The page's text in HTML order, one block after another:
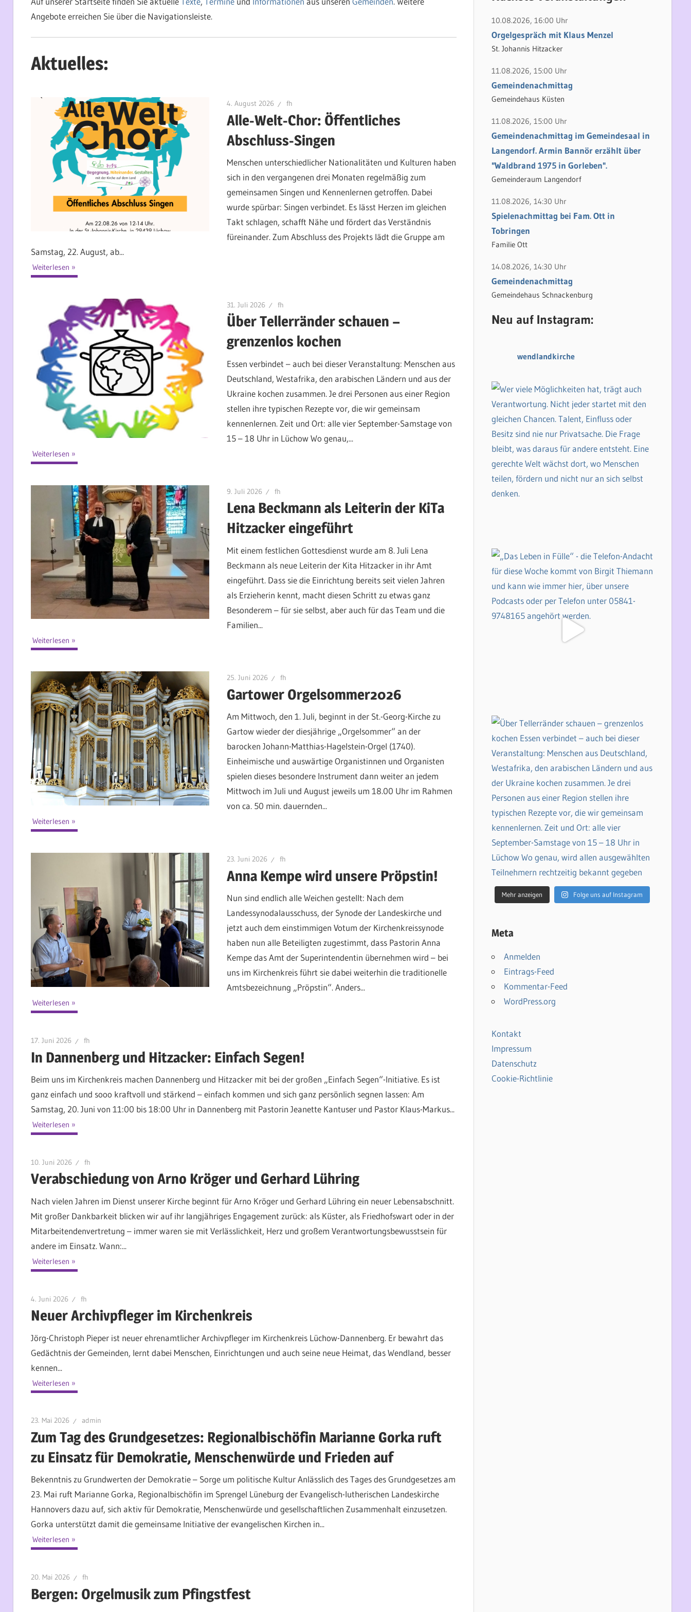
Angebote erreichen Sie über die Navigationsleiste.
Aktuelles:
4. August 2026 fh
Alle-Welt-Chor: Öffentliches
Abschluss-Singen
Menschen unterschiedlicher Nationalitäten und Kulturen haben
sich in den vergangenen drei Monaten regelmäßig zum
gemeinsamen Singen und Kennenlernen getroffen. Dabei
wurde spürbar: Singen verbindet. Es lässt Herzen im gleichen
Takt schlagen, schafft Nähe und fördert das Verständnis
füreinander. Zum Abschluss des Projekts lädt die Gruppe am
Samstag, 22. August, ab...
Weiterlesen
31. Juli 2026 fh
Über Tellerränder schauen –
grenzenlos kochen
Essen verbindet – auch bei dieser Veranstaltung: Menschen aus
Deutschland, Westafrika, den arabischen Ländern und aus der
Ukraine kochen zusammen. Je drei Personen aus einer Region
stellen ihre typischen Rezepte vor, die wir gemeinsam
kennenlernen. Zeit und Ort: alle vier September-Samstage von
15 – 18 Uhr in Lüchow Wo genau,...
Weiterlesen
9. Juli 2026 fh
Lena Beckmann als Leiterin der KiTa
Hitzacker eingeführt
Mit einem festlichen Gottesdienst wurde am 8. Juli Lena
Beckmann als neue Leiterin der Kita Hitzacker in ihr Amt
eingeführt. Dass sie die Einrichtung bereits seit vielen Jahren
als Erzieherin kennt, macht diesen Schritt zu etwas ganz
Besonderem – für sie selbst, aber auch für das Team und die
Familien...
Weiterlesen
25. Juni 2026 fh
Gartower Orgelsommer2026
Am Mittwoch, den 1. Juli, beginnt in der St.-Georg-Kirche zu
Gartow wieder der diesjährige „Orgelsommer“ an der
barocken Johann-Matthias-Hagelstein-Orgel (1740).
Einheimische und auswärtige Organistinnen und Organisten
spielen dieses besondere Instrument dann weiter an jedem
Mittwoch im Juli und August jeweils um 18.00 Uhr im Rahmen
von ca. 50 min. dauernden...
Weiterlesen
23. Juni 2026 fh
Anna Kempe wird unsere Pröpstin!
Nun sind endlich alle Weichen gestellt: Nach dem
Landessynodalausschuss, der Synode der Landeskirche und
jetzt auch dem einstimmigen Votum der Kirchenkreissynode
haben nun alle Beteiligten zugestimmt, dass Pastorin Anna
Kempe das Amt der Superintendentin übernehmen wird – bei
uns im Kirchenkreis führt sie dabei weiterhin die traditionelle
Amtsbezeichnung „Pröpstin“. Anders...
Weiterlesen
17. Juni 2026 fh
In Dannenberg und Hitzacker: Einfach Segen!
Beim uns im Kirchenkreis machen Dannenberg und Hitzacker mit bei der großen „Einfach Segen“-Initiative. Es ist
ganz einfach und sooo kraftvoll und stärkend – einfach kommen und sich ganz persönlich segnen lassen: Am
Samstag, 20. Juni von 11:00 bis 18:00 Uhr in Dannenberg mit Pastorin Jeanette Kantuser und Pastor Klaus-Markus...
Weiterlesen
10. Juni 2026 fh
Verabschiedung von Arno Kröger und Gerhard Lühring
Nach vielen Jahren im Dienst unserer Kirche beginnt für Arno Kröger und Gerhard Lühring ein neuer Lebensabschnitt.
Mit großer Dankbarkeit blicken wir auf ihr langjähriges Engagement zurück: als Küster, als Friedhofswart oder in der
Mitarbeitendenvertretung – immer waren sie mit Verlässlichkeit, Herz und großem Verantwortungsbewusstsein für
andere im Einsatz. Wann:...
Weiterlesen
4. Juni 2026 fh
Neuer Archivpfleger im Kirchenkreis
Jörg-Christoph Pieper ist neuer ehrenamtlicher Archivpfleger im Kirchenkreis Lüchow-Dannenberg. Er bewahrt das
Gedächtnis der Gemeinden, lernt dabei Menschen, Einrichtungen und auch seine neue Heimat, das Wendland, besser
kennen...
Weiterlesen
23. Mai 2026 admin
Zum Tag des Grundgesetzes: Regionalbischöfin Marianne Gorka ruft
zu Einsatz für Demokratie, Menschenwürde und Frieden auf
Bekenntnis zu Grundwerten der Demokratie – Sorge um politische Kultur Anlässlich des Tages des Grundgesetzes am
23. Mai ruft Marianne Gorka, Regionalbischöfin im Sprengel Lüneburg der Evangelisch-lutherischen Landeskirche
Hannovers dazu auf, sich aktiv für Demokratie, Menschenwürde und gesellschaftlichen Zusammenhalt einzusetzen.
Gorka unterstützt damit die gemeinsame Initiative der evangelischen Kirchen in...
Weiterlesen
20. Mai 2026 fh
Bergen: Orgelmusik zum Pfingstfest
e
n
n
a
10.08.2026, 16:00 Uhr
Orgelgespräch mit Klaus Menzel
St. Johannis Hitzacker
11.08.2026, 15:00 Uhr
Gemeindenachmittag
Gemeindehaus Küsten
11.08.2026, 15:00 Uhr
Gemeindenachmittag im Gemeindesaal in
Langendorf. Armin Bannör erzählt über
"Waldbrand 1975 in Gorleben".
Gemeinderaum Langendorf
11.08.2026, 14:30 Uhr
Spielenachmittag bei Fam. Ott in
Tobringen
Familie Ott
14.08.2026, 14:30 Uhr
Gemeindenachmittag
Gemeindehaus Schnackenburg
Neu auf Instagram:
wendlandkirche
Mehr anzeigen Folge uns auf Instagram
Meta
Anmelden
Eintrags-Feed
Kommentar-Feed
WordPress.org
Kontakt
Impressum
Datenschutz
Cookie-Richtlinie